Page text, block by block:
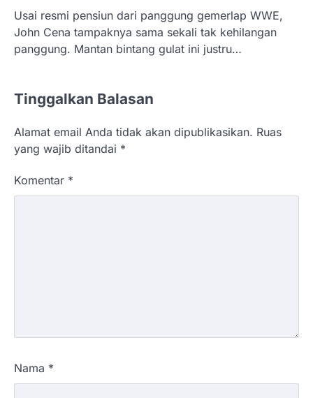
Usai resmi pensiun dari panggung gemerlap WWE,
John Cena tampaknya sama sekali tak kehilangan
panggung. Mantan bintang gulat ini justru…
Tinggalkan Balasan
Alamat email Anda tidak akan dipublikasikan. Ruas
yang wajib ditandai *
Komentar *
Nama *